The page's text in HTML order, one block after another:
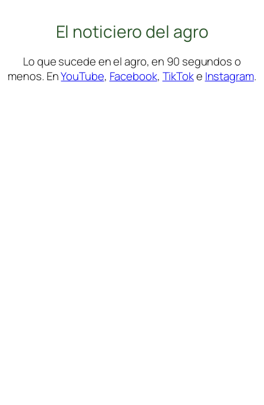
El noticiero del agro
Lo que sucede en el agro, en 90 segundos o
menos. EnYouTube, Facebook, TikToke Instagram.